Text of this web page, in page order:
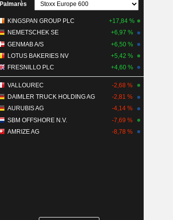
Palmarès
KINGSPAN GROUP PLC
+17,84 %
NEMETSCHEK SE
+6,97 %
GENMAB A/S
+6,50 %
LOTUS BAKERIES NV
+5,42 %
FRESNILLO PLC
+4,60 %
VALLOUREC
-2,68 %
DAIMLER TRUCK HOLDING AG
-2,81 %
AURUBIS AG
-4,14 %
SBM OFFSHORE N.V.
-7,69 %
AMRIZE AG
-8,78 %